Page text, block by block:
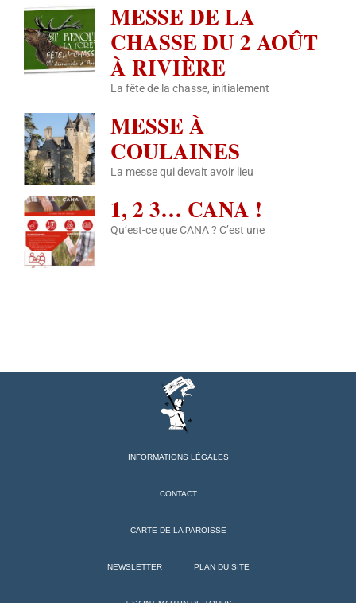
MESSE DE LA
CHASSE DU 2 AOÛT
À RIVIÈRE
La fête de la chasse, initialement
MESSE À
COULAINES
La messe qui devait avoir lieu
1, 2 3… CANA !
Qu’est-ce que CANA ? C’est une
INFORMATIONS LÉGALES
CONTACT
CARTE DE LA PAROISSE
NEWSLETTER PLAN DU SITE